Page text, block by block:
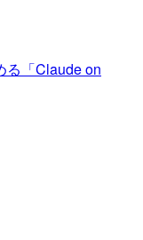
る「Claude on